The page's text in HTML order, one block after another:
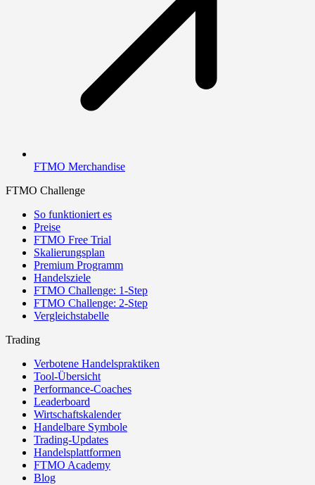
FTMO Merchandise
FTMO Challenge
So funktioniert es
Preise
FTMO Free Trial
Skalierungsplan
Premium Programm
Handelsziele
FTMO Challenge: 1-Step
FTMO Challenge: 2-Step
Vergleichstabelle
Trading
Verbotene Handelspraktiken
Tool-Übersicht
Performance-Coaches
Leaderboard
Wirtschaftskalender
Handelbare Symbole
Trading-Updates
Handelsplattformen
FTMO Academy
Blog